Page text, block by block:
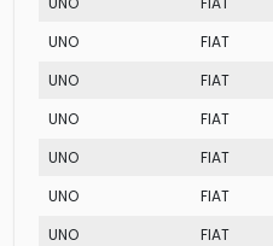
UNO
FIAT
UNO
FIAT
UNO
FIAT
UNO
FIAT
UNO
FIAT
UNO
FIAT